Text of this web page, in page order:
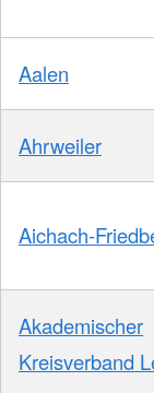
Aalen
Ahrweiler
Aichach-
Akademischer
Kreisverband